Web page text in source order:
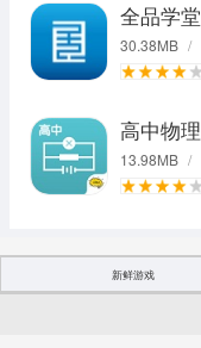
全品学堂
30.38MB /
高中物理
13.98MB /
新鲜游戏